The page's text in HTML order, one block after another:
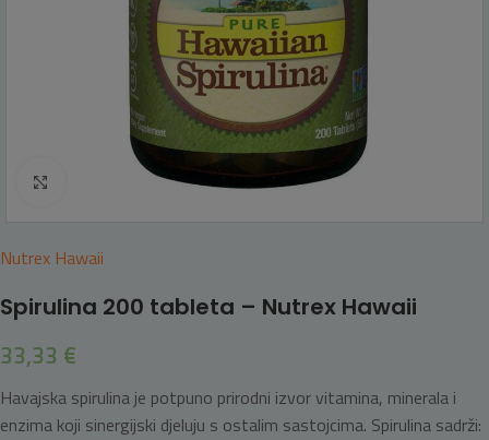
Click to enlarge
Nutrex Hawaii
Spirulina 200 tableta – Nutrex Hawaii
33,33 €
Havajska spirulina je potpuno prirodni izvor vitamina, minerala i
enzima koji sinergijski djeluju s ostalim sastojcima. Spirulina sadrži: